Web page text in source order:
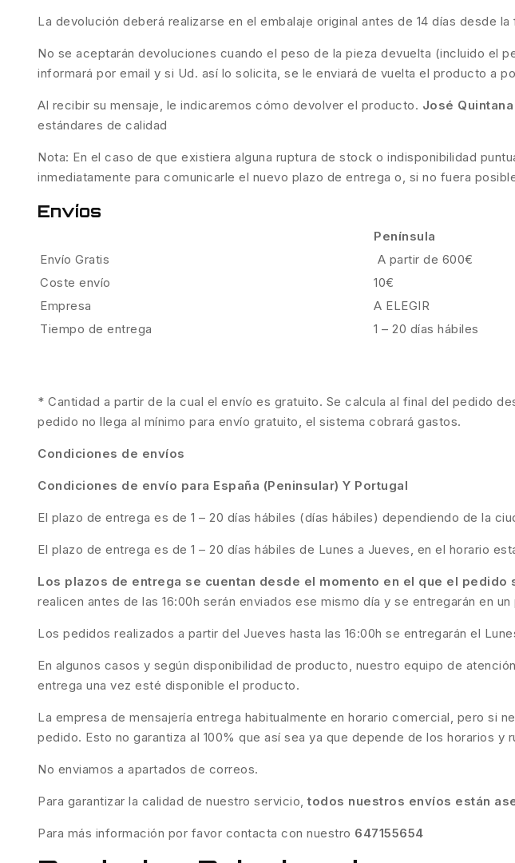
La devolución deberá realizarse en el embalaje original antes de 14 días desde
No se aceptarán devoluciones cuando el peso de la pieza devuelta (incluido el
informará por email y si Ud. así lo solicita, se le enviará de vuelta el producto a
Al recibir su mensaje, le indicaremos cómo devolver el producto. José
estándares de calidad
Nota: En el caso de que existiera alguna ruptura de stock o indisponibilidad
inmediatamente para comunicarle el nuevo plazo de entrega o, si no fuera
Envíos
Península
Envío Gratis
A partir de 600€
Coste envío
10€
Empresa
A ELEGIR
Tiempo de entrega
1 – 20 días hábiles
* Cantidad a partir de la cual el envío es gratuito. Se calcula al final del pedido
pedido no llega al mínimo para envío gratuito, el sistema cobrará gastos.
Condiciones de envíos
Condiciones de envío para España (Peninsular) Y Portugal
El plazo de entrega es de 1 – 20 días hábiles (días hábiles) dependiendo de la
El plazo de entrega es de 1 – 20 días hábiles de Lunes a Jueves, en el horario
Los plazos de entrega se cuentan desde el momento en el que el pedido
realicen antes de las 16:00h serán enviados ese mismo día y se entregarán en
Los pedidos realizados a partir del Jueves hasta las 16:00h se entregarán el
En algunos casos y según disponibilidad de producto, nuestro equipo de
entrega una vez esté disponible el producto.
La empresa de mensajería entrega habitualmente en horario comercial, pero si
pedido. Esto no garantiza al 100% que así sea ya que depende de los horarios y
No enviamos a apartados de correos.
Para garantizar la calidad de nuestro servicio,todos nuestros envíos están
Para más información por favor contacta con nuestro 647155654